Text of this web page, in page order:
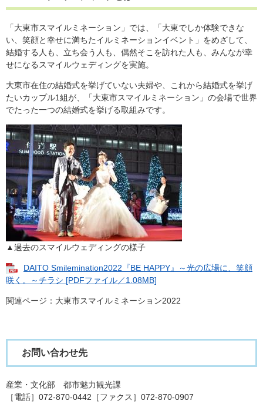
「大東市スマイルミネーション」では、「大東でしか体験できな
い、笑顔と幸せに満ちたイルミネーションイベント」をめざして、
結婚する人も、立ち会う人も、偶然そこを訪れた人も、みんなが幸
せになるスマイルウェディングを実施。
大東市在住の結婚式を挙げていない夫婦や、これから結婚式を挙げ
たいカップル1組が、「大東市スマイルミネーション」の会場で世界
でたった一つの結婚式を挙げる取組みです。
​▲過去のスマイルウェディングの様子
DAITO Smilemination2022『BE HAPPY』～光の広場に、笑顔
咲く。～チラシ [PDFファイル／1.08MB]
関連ページ：大東市スマイルミネーション2022
お問い合わせ先
産業・文化部 都市魅力観光課
［電話］072-870-0442［ファクス］072-870-0907